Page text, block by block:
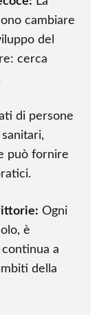
cambiare
del
cerca
di persone
può fornire
Ogni
è
a
della